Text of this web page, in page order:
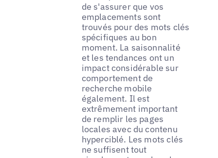
de s'assurer que vos
emplacements sont
trouvés pour des mots clés
spécifiques au bon
moment. La saisonnalité
et les tendances ont un
impact considérable sur
comportement de
recherche mobile
également. Il est
extrêmement important
de remplir les pages
locales avec du contenu
hyperciblé. Les mots clés
ne suffisent tout